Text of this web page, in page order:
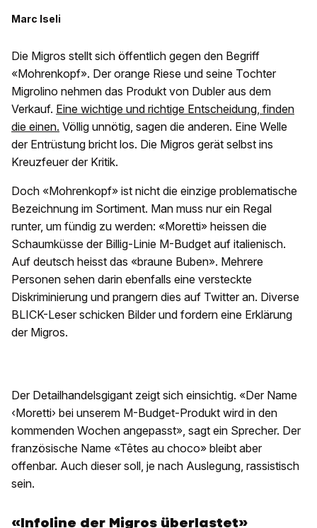
Marc Iseli
Die Migros stellt sich öffentlich gegen den Begriff
«Mohrenkopf». Der orange Riese und seine Tochter
Migrolino nehmen das Produkt von Dubler aus dem
Verkauf. Eine wichtige und richtige Entscheidung, finden
die einen. Völlig unnötig, sagen die anderen. Eine Welle
der Entrüstung bricht los. Die Migros gerät selbst ins
Kreuzfeuer der Kritik.
Doch «Mohrenkopf» ist nicht die einzige problematische
Bezeichnung im Sortiment. Man muss nur ein Regal
runter, um fündig zu werden: «Moretti» heissen die
Schaumküsse der Billig-Linie M-Budget auf italienisch.
Auf deutsch heisst das «braune Buben». Mehrere
Personen sehen darin ebenfalls eine versteckte
Diskriminierung und prangern dies auf Twitter an. Diverse
BLICK-Leser schicken Bilder und fordern eine Erklärung
der Migros.
Der Detailhandelsgigant zeigt sich einsichtig. «Der Name
‹Moretti› bei unserem M-Budget-Produkt wird in den
kommenden Wochen angepasst», sagt ein Sprecher. Der
französische Name «Têtes au choco» bleibt aber
offenbar. Auch dieser soll, je nach Auslegung, rassistisch
sein.
«Infoline der Migros überlastet»